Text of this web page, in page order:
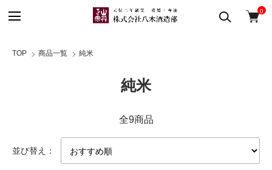
0
TOP 商品一覧 純米
純米
全9商品
並び替え：